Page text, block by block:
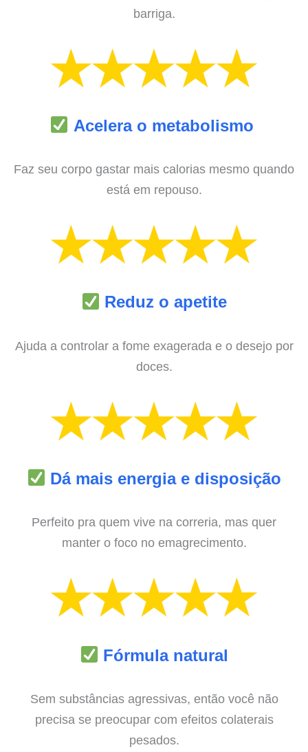
barriga.
Acelera o metabolismo
Faz seu corpo gastar mais calorias mesmo quando
está em repouso.
Reduz o apetite
Ajuda a controlar a fome exagerada e o desejo por
doces.
Dá mais energia e disposição
Perfeito pra quem vive na correria, mas quer
manter o foco no emagrecimento.
Fórmula natural
Sem substâncias agressivas, então você não
precisa se preocupar com efeitos colaterais
pesados.